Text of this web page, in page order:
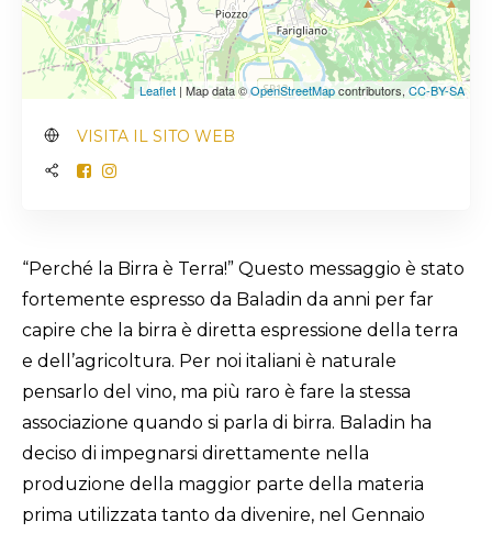
Leaflet | Map data ©OpenStreetMapcontributors, CC-BY-SA
VISITA IL SITO WEB
“Perché la Birra è Terra!” Questo messaggio è stato
fortemente espresso da Baladin da anni per far
capire che la birra è diretta espressione della terra
e dell’agricoltura. Per noi italiani è naturale
pensarlo del vino, ma più raro è fare la stessa
associazione quando si parla di birra. Baladin ha
deciso di impegnarsi direttamente nella
produzione della maggior parte della materia
prima utilizzata tanto da divenire, nel Gennaio